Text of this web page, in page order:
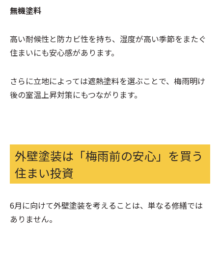
無機塗料
高い耐候性と防カビ性を持ち、湿度が高い季節をまたぐ
住まいにも安心感があります。
さらに立地によっては遮熱塗料を選ぶことで、梅雨明け
後の室温上昇対策にもつながります。
外壁塗装は「梅雨前の安心」を買う
住まい投資
6月に向けて外壁塗装を考えることは、単なる修繕では
ありません。